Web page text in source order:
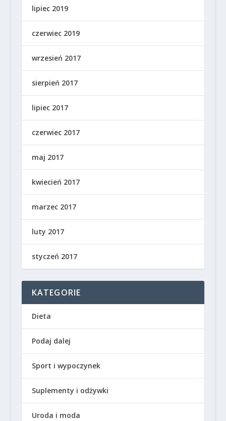
lipiec 2019
czerwiec 2019
wrzesień 2017
sierpień 2017
lipiec 2017
czerwiec 2017
maj 2017
kwiecień 2017
marzec 2017
luty 2017
styczeń 2017
KATEGORIE
Dieta
Podaj dalej
Sport i wypoczynek
Suplementy i odżywki
Uroda i moda